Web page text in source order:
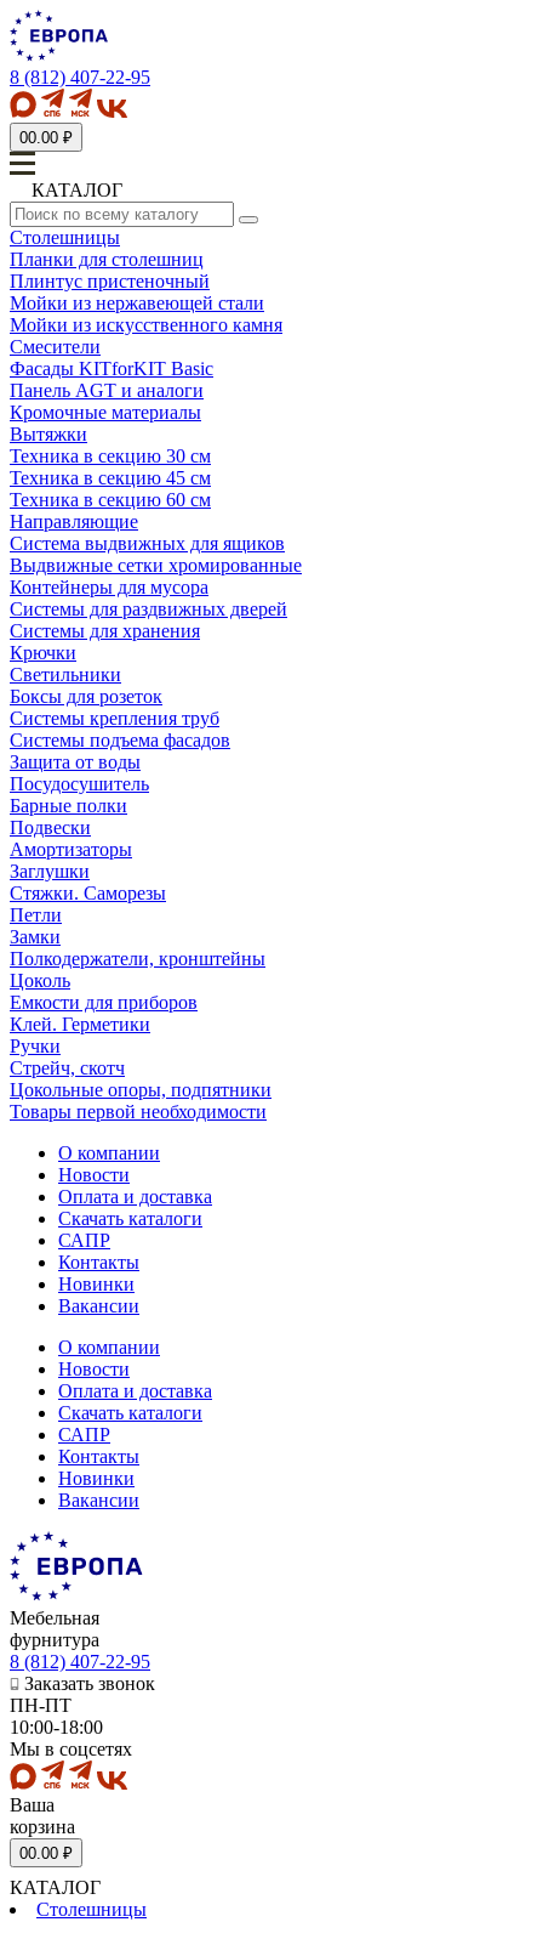
8 (812) 407-22-95
00.00 ₽
КАТАЛОГ
Столешницы
Планки для столешниц
Плинтус пристеночный
Мойки из нержавеющей стали
Мойки из искусственного камня
Смесители
Фасады KITforKIT Basic
Панель AGT и аналоги
Кромочные материалы
Вытяжки
Техника в секцию 30 см
Техника в секцию 45 см
Техника в секцию 60 см
Направляющие
Система выдвижных для ящиков
Выдвижные сетки хромированные
Контейнеры для мусора
Системы для раздвижных дверей
Системы для хранения
Крючки
Светильники
Боксы для розеток
Системы крепления труб
Системы подъема фасадов
Защита от воды
Посудосушитель
Барные полки
Подвески
Амортизаторы
Заглушки
Стяжки. Саморезы
Петли
Замки
Полкодержатели, кронштейны
Цоколь
Емкости для приборов
Клей. Герметики
Ручки
Стрейч, скотч
Цокольные опоры, подпятники
Товары первой необходимости
О компании
Новости
Оплата и доставка
Скачать каталоги
САПР
Контакты
Новинки
Вакансии
О компании
Новости
Оплата и доставка
Скачать каталоги
САПР
Контакты
Новинки
Вакансии
Мебельная
фурнитура
8 (812) 407-22-95
Заказать звонок
ПН-ПТ
10:00-18:00
Мы в соцсетях
Ваша
корзина
00.00 ₽
КАТАЛОГ
Столешницы